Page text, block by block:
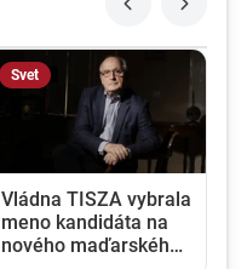
Svet
Vládna TISZA vybrala
meno kandidáta na
nového maďarského